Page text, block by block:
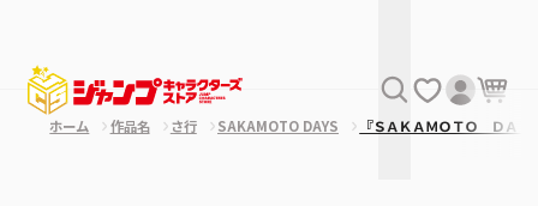
ホーム 作品名 さ行 SAKAMOTO DAYS 『ＳＡＫＡＭＯＴＯ ＤＡ